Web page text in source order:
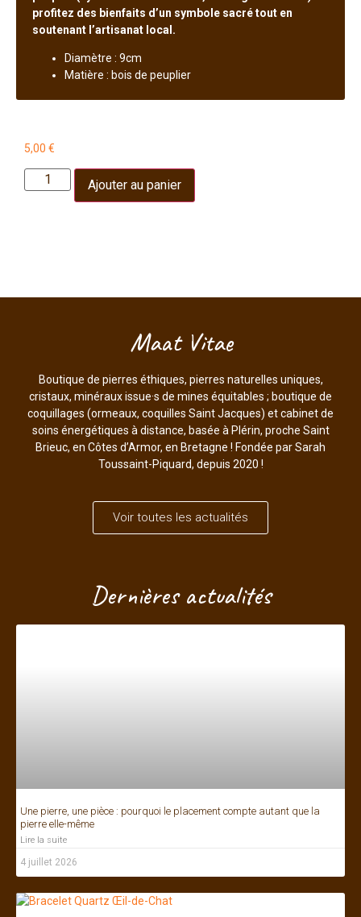
profitez des bienfaits d’un symbole sacré tout en
soutenant l’artisanat local.
Diamètre : 9cm
Matière : bois de peuplier
5,00 €
Ajouter au panier
Maat Vitae
Boutique de pierres éthiques, pierres naturelles uniques,
cristaux, minéraux issue·s de mines équitables ; boutique de
coquillages (ormeaux, coquilles Saint Jacques) et cabinet de
soins énergétiques à distance, basée à Plérin, proche Saint
Brieuc, en Côtes d’Armor, en Bretagne ! Fondée par Sarah
Toussaint-Piquard, depuis 2020 !
Voir toutes les actualités
Dernières actualités
Une pierre, une pièce : pourquoi le placement compte autant que la
pierre elle-même
Lire la suite
4 juillet 2026